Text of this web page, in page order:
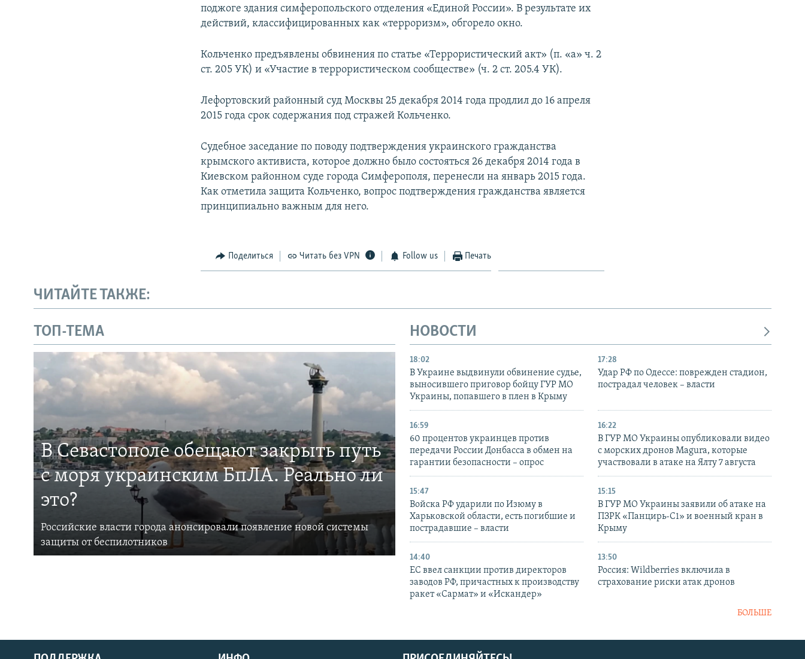
поджоге здания симферопольского отделения «Единой России». В результате их
действий, классифицированных как «терроризм», обгорело окно.
Кольченко предъявлены обвинения по статье «Террористический акт» (п. «а» ч. 2
ст. 205 УК) и «Участие в террористическом сообществе» (ч. 2 ст. 205.4 УК).
Лефортовский районный суд Москвы 25 декабря 2014 года продлил до 16 апреля
2015 года срок содержания под стражей Кольченко.
Судебное заседание по поводу подтверждения украинского гражданства
крымского активиста, которое должно было состояться 26 декабря 2014 года в
Киевском районном суде города Симферополя, перенесли на январь 2015 года.
Как отметила защита Кольченко, вопрос подтверждения гражданства является
принципиально важным для него.
Поделиться Читать без VPN Follow us Печать
ЧИТАЙТЕ ТАКЖЕ:
ТОП-ТЕМА
В Севастополе обещают закрыть путь
с моря украинским БпЛА. Реально ли
это?
Российские власти города анонсировали появление новой системы
защиты от беспилотников
НОВОСТИ
18:02
В Украине выдвинули обвинение судье,
выносившего приговор бойцу ГУР МО
Украины, попавшего в плен в Крыму
17:28
Удар РФ по Одессе: поврежден стадион,
пострадал человек – власти
16:59
60 процентов украинцев против
передачи России Донбасса в обмен на
гарантии безопасности – опрос
16:22
В ГУР МО Украины опубликовали видео
с морских дронов Magura, которые
участвовали в атаке на Ялту 7 августа
15:47
Войска РФ ударили по Изюму в
Харьковской области, есть погибшие и
пострадавшие – власти
15:15
В ГУР МО Украины заявили об атаке на
ПЗРК «Панцирь-С1» и военный кран в
Крыму
14:40
ЕС ввел санкции против директоров
заводов РФ, причастных к производству
ракет «Сармат» и «Искандер»
13:50
Россия: Wildberries включила в
страхование риски атак дронов
БОЛЬШЕ